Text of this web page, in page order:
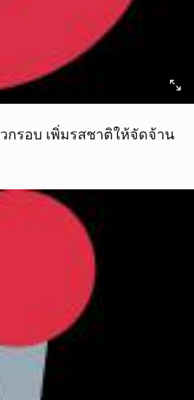
วกรอบ เพิ่มรสชาติให้จัดจ้าน